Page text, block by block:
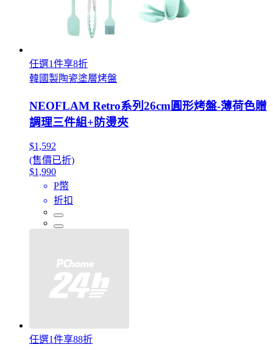
任選1件享8折
韓國製陶瓷塗層烤盤
NEOFLAM Retro系列26cm圓形烤盤-薄荷色贈
調理三件組+防燙夾
$1,592
(售價已折)
$1,990
P幣
折扣
任選1件享88折